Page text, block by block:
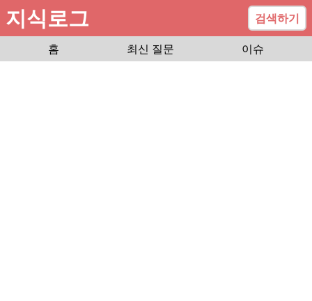
지식로그
검색하기
홈
최신 질문 이슈